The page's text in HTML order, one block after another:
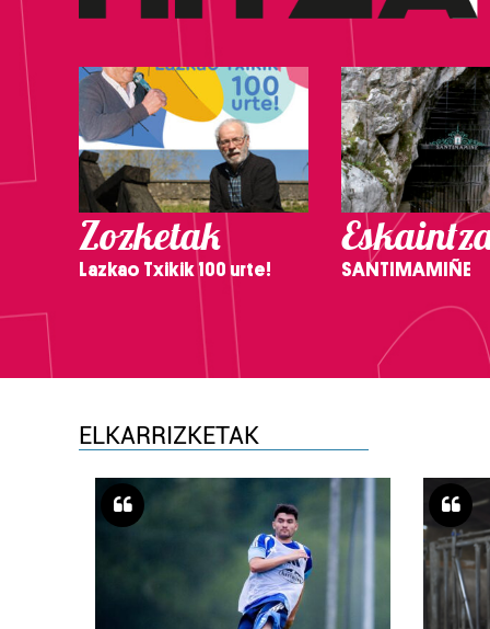
Zozketak
Lazkao Txikik 100 urte! SANTIMAMIÑE
ELKARRIZKETAK